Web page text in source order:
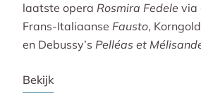
laatste opera Rosmira Fedele via
Frans-Italiaanse Fausto,
en Debussy’s Pelléas et
Vivaldi wordt gebracht door de
Bekijk